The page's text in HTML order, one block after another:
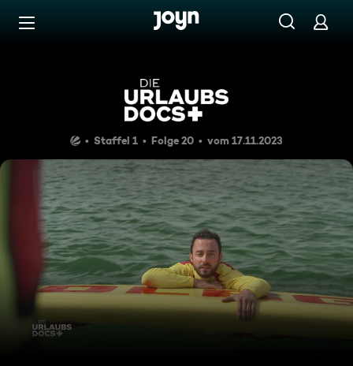
Zum Inhalt springen
Rügen: Übungstraining für
Staffel 1 Folge 20 vom 17.11.2023